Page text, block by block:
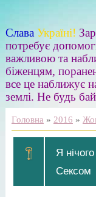
Слава Україні!
потребує
важливою та
біженцям,
все це наближує
землі. Не будь
Головна » 2016 »
Я
Сексом